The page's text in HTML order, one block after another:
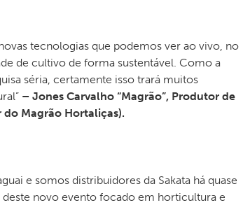
tecnologias que podemos ver ao vivo, no
de cultivo de forma sustentável. Como a
séria, certamente isso trará muitos
– Jones Carvalho “Magrão”, Produtor de
Magrão Hortaliças).
e somos distribuidores da Sakata há quase
novo evento focado em horticultura e